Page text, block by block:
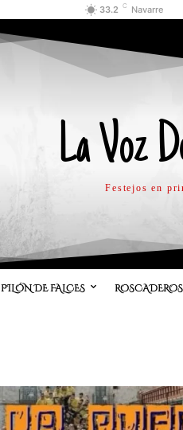
33.2 C Navarre
La Voz
Festejos en
PILÓN DE FALCES ROSCADEROS